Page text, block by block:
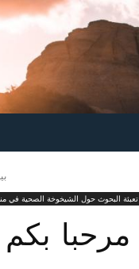
تعبئة البحوث حول الشيخوخة الصحية في
مرحبا